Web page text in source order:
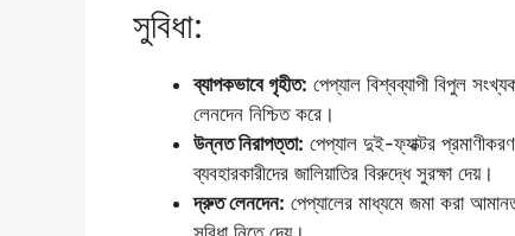
সুবিধা:
ব্যাপকভাবে গৃহীত: পেপ্যাল ​​বিশ্বব্যাপী বিপুল
লেনদেন নিশ্চিত করে।
উন্নত নিরাপত্তা: পেপ্যাল ​​দুই-ফ্যাক্টর
ব্যবহারকারীদের জালিয়াতির বিরুদ্ধে সুরক্ষা দেয়।
দ্রুত লেনদেন: পেপ্যালের মাধ্যমে জমা করা